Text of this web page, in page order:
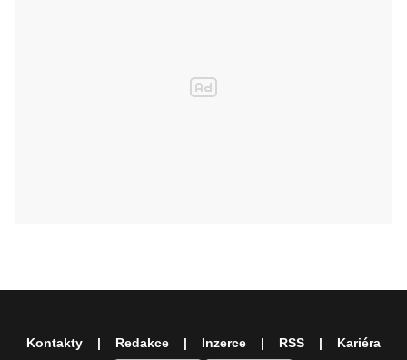
Kontakty Redakce Inzerce RSS Kariéra